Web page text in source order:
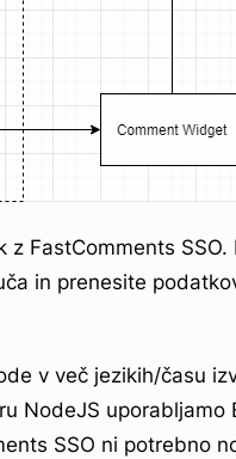
FastComments
in prenesite
v več jezikih/času
NodeJS uporabljamo
SSO ni potrebno